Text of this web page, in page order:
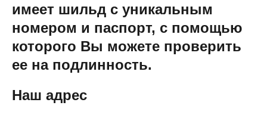
имеет шильд с уникальным
номером и паспорт, с помощью
которого Вы можете проверить
ее на подлинность.
Наш адрес